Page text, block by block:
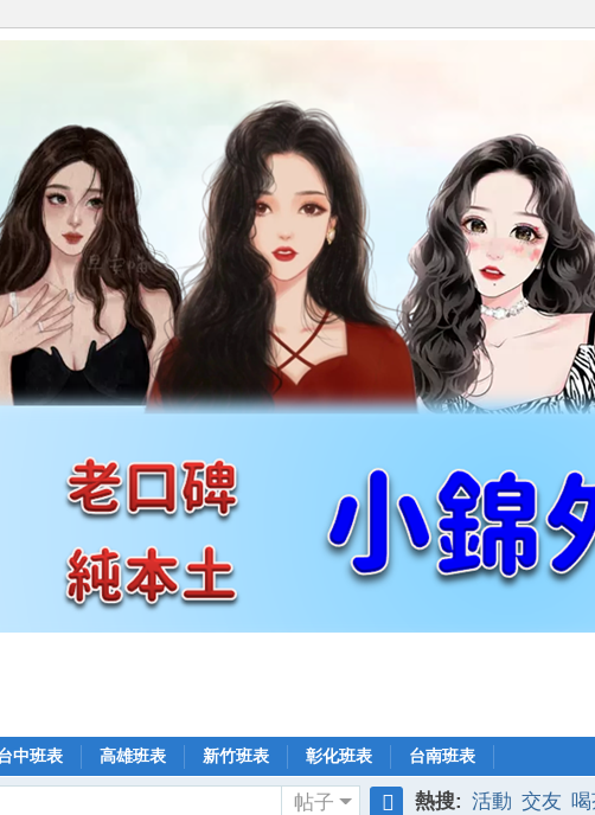
中班表 高雄班表 新竹班表 彰化班表 台南班表
帖子 熱搜: 活動 交友